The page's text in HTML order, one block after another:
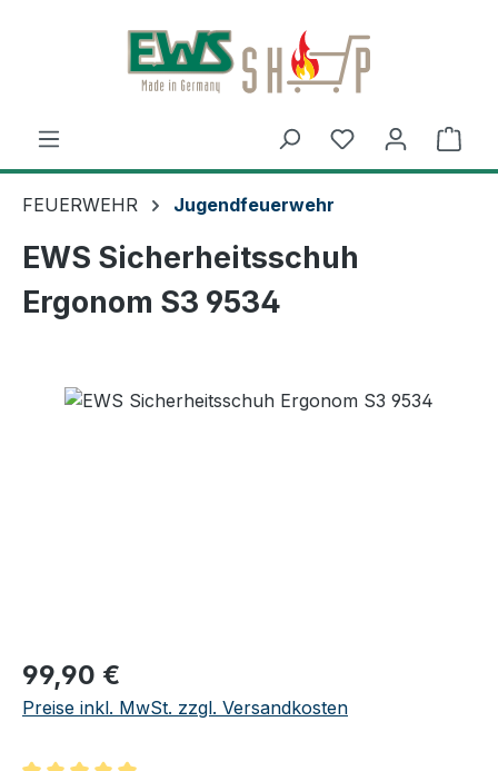
Zum Hauptinhalt springen
FEUERWEHR Jugendfeuerwehr
EWS Sicherheitsschuh
Ergonom S3 9534
Regulärer Preis:
99,90 €
Preise inkl. MwSt. zzgl. Versandkosten